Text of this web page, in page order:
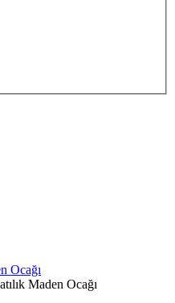
Ocağı
Maden Ocağı